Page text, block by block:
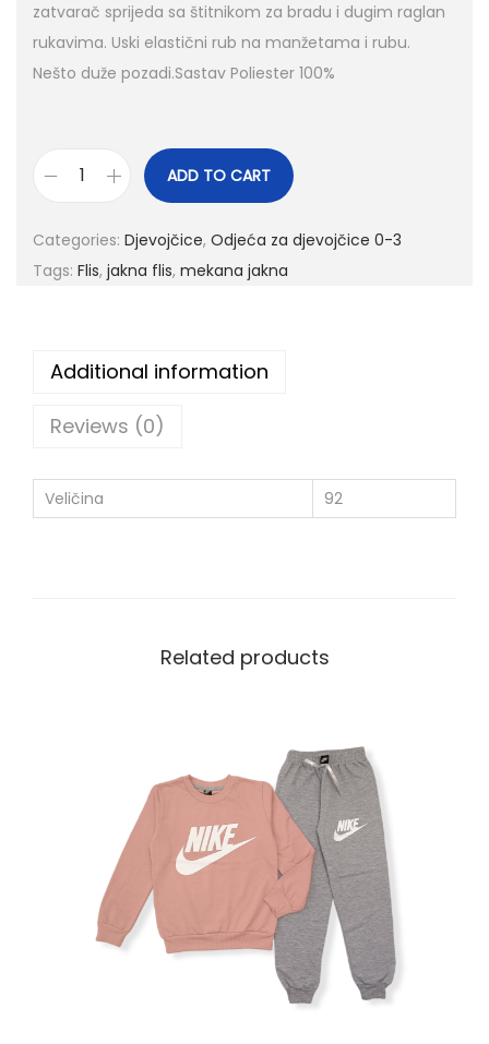
zatvarač sprijeda sa štitnikom za bradu i dugim raglan
rukavima. Uski elastični rub na manžetama i rubu.
Nešto duže pozadi.Sastav Poliester 100%
ADD TO CART
Categories: Djevojčice, Odjeća za djevojčice 0-3
Tags: Flis, jakna flis, mekana jakna
Additional information
Reviews (0)
Veličina 92
Related products